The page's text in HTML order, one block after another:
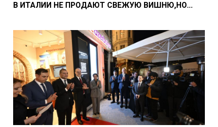
В ИТАЛИИ НЕ ПРОДАЮТ СВЕЖУЮ ВИШНЮ,НО...